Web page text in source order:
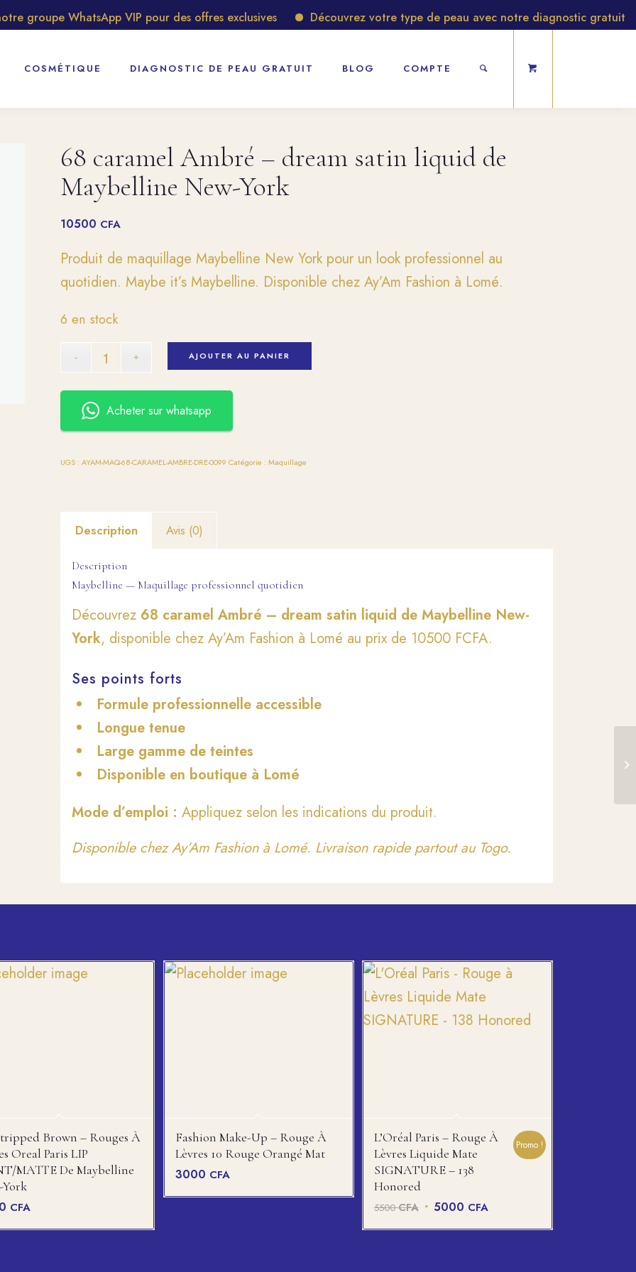
groupe WhatsApp VIP pour des offres exclusives Découvrez votre type de peau avec notre diagnostic gratuit
COSMÉTIQUE DIAGNOSTIC DE PEAU GRATUIT BLOG COMPTE
68 caramel Ambré – dream satin liquid de
Maybelline New-York
10500 CFA
Produit de maquillage Maybelline New York pour un look professionnel au
quotidien. Maybe it’s Maybelline. Disponible chez Ay’Am Fashion à Lomé.
6 en stock
AJOUTER AU PANIER
Acheter sur whatsapp
UGS :AYAM-MAQ-68-CARAMEL-AMBRE-DRE-0099 Catégorie :Maquillage
Description Avis (0)
Description
Maybelline — Maquillage professionnel quotidien
Découvrez 68 caramel Ambré – dream satin liquid de Maybelline New-
York, disponible chez Ay’Am Fashion à Lomé au prix de 10500 FCFA.
Ses points forts
Formule professionnelle accessible
Longue tenue
Large gamme de teintes
Disponible en boutique à Lomé
Mode d’emploi : Appliquez selon les indications du produit.
Disponible chez Ay’Am Fashion à Lomé. Livraison rapide partout au Togo.
Brown – Rouges À
Oreal Paris LIP
MATTE De Maybelline
York
CFA
Fashion Make-Up – Rouge À
Lèvres 10 Rouge Orangé Mat
3000 CFA
L’Oréal Paris – Rouge À
Lèvres Liquide Mate
SIGNATURE – 138
Honored
5500CFA Le 5000 CFA
Promo !